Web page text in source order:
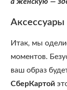
а женскую —
Аксессуары
Итак, мы
моментов.
ваш образ
СберКартой